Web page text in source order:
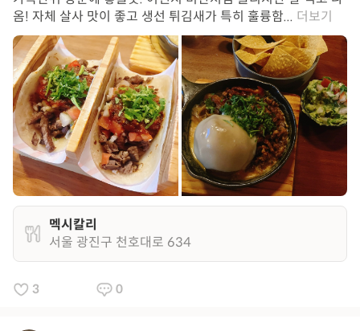
옴! 자체 살사 맛이 좋고 생선 튀김새가 특히 훌륭함... 더보기
멕시칼리
서울 광진구 천호대로 634
3 0